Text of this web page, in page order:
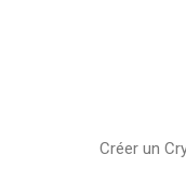
Créer un